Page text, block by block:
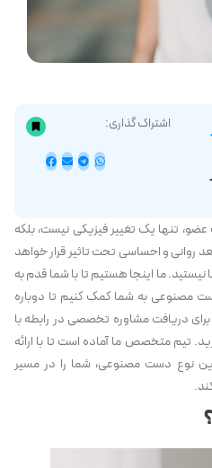
اشتراک گذاری:
تنها یک تغییر فیزیکی نیست، بلکه
روانی و احساسی تحت تاثیر قرار خواهد
ما اینجا هستیم تا با شما قدم به
مصنوعی به شما کمک کنیم تا دوباره
دریافت مشاوره تخصصی در رابطه با
تیم متخصص ما آماده است تا با ارائه
نوع دست مصنوعی، شما را در مسیر